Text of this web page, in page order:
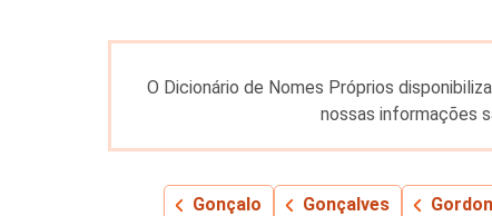
O Dicionário de Nomes Próprios
nossas informações
Gonçalo Gonçalves Gordon